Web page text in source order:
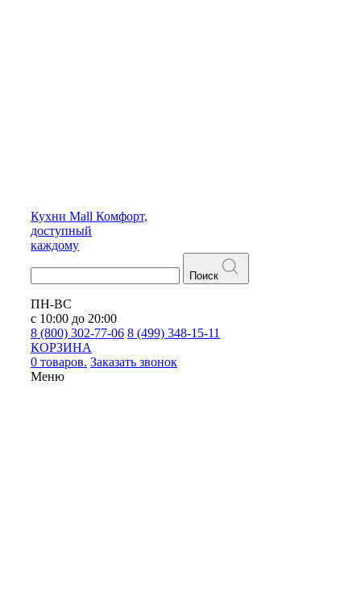
Кухни Mall Комфорт,
доступный
каждому
Поиск
ПН-ВС
с 10:00 до 20:00
8 (800) 302-77-06 8 (499) 348-15-11
КОРЗИНА
0 товаров. Заказать звонок
Меню